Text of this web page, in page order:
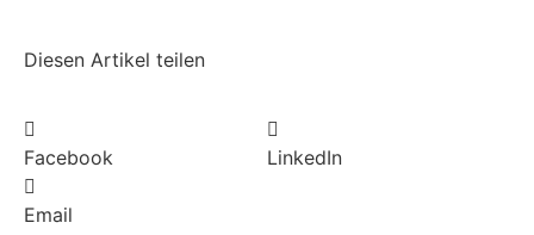
Diesen Artikel teilen
Facebook LinkedIn
Email